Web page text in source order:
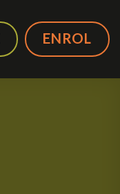
ENROL